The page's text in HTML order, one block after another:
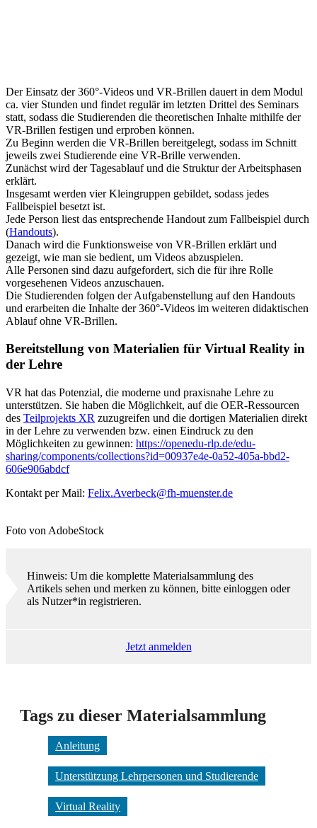
Der Einsatz der 360°-Videos und VR-Brillen dauert in dem Modul
ca. vier Stunden und findet regulär im letzten Drittel des Seminars
statt, sodass die Studierenden die theoretischen Inhalte mithilfe der
VR-Brillen festigen und erproben können.
Zu Beginn werden die VR-Brillen bereitgelegt, sodass im Schnitt
jeweils zwei Studierende eine VR-Brille verwenden.
Zunächst wird der Tagesablauf und die Struktur der Arbeitsphasen
erklärt.
Insgesamt werden vier Kleingruppen gebildet, sodass jedes
Fallbeispiel besetzt ist.
Jede Person liest das entsprechende Handout zum Fallbeispiel durch
(Handouts).
Danach wird die Funktionsweise von VR-Brillen erklärt und
gezeigt, wie man sie bedient, um Videos abzuspielen.
Alle Personen sind dazu aufgefordert, sich die für ihre Rolle
vorgesehenen Videos anzuschauen.
Die Studierenden folgen der Aufgabenstellung auf den Handouts
und erarbeiten die Inhalte der 360°-Videos im weiteren didaktischen
Ablauf ohne VR-Brillen.
Bereitstellung von Materialien für Virtual Reality in
der Lehre
VR hat das Potenzial, die moderne und praxisnahe Lehre zu
unterstützen. Sie haben die Möglichkeit, auf die OER-Ressourcen
des Teilprojekts XR zuzugreifen und die dortigen Materialien direkt
in der Lehre zu verwenden bzw. einen Eindruck zu den
Möglichkeiten zu gewinnen: https://openedu-rlp.de/edu-
sharing/components/collections?id=00937e4e-0a52-405a-bbd2-
606e906abdcf
Kontakt per Mail: Felix.Averbeck@fh-muenster.de
Foto von AdobeStock
Hinweis: Um die komplette Materialsammlung des
Artikels sehen und merken zu können, bitte einloggen oder
als Nutzer*in registrieren.
Jetzt anmelden
Tags zu dieser Materialsammlung
Anleitung
Unterstützung Lehrpersonen und Studierende
Virtual Reality